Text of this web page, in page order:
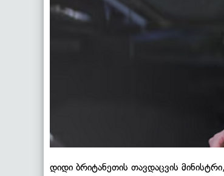
დიდი ბრიტანეთის თავდაცვის